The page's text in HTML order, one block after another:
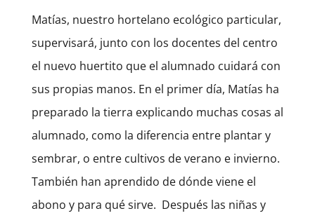
Matías, nuestro hortelano ecológico particular,
supervisará, junto con los docentes del centro
el nuevo huertito que el alumnado cuidará con
sus propias manos. En el primer día, Matías ha
preparado la tierra explicando muchas cosas al
alumnado, como la diferencia entre plantar y
sembrar, o entre cultivos de verano e invierno.
También han aprendido de dónde viene el
abono y para qué sirve. Después las niñas y